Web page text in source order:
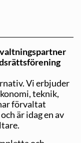
Vi erbjuder
teknik,
förvaltat
är idag en av